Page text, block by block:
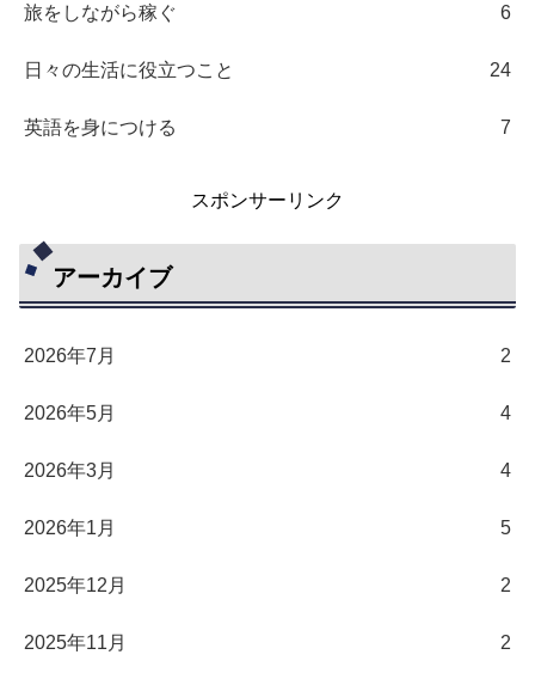
旅をしながら稼ぐ 6
日々の生活に役立つこと 24
英語を身につける 7
スポンサーリンク
アーカイブ
2026年7月 2
2026年5月 4
2026年3月 4
2026年1月 5
2025年12月 2
2025年11月 2